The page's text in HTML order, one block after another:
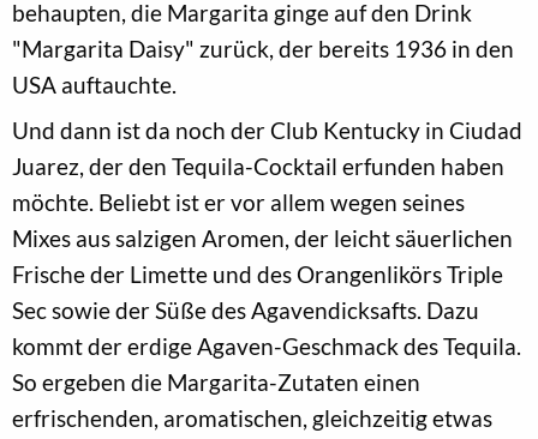
behaupten, die Margarita ginge auf den Drink
"Margarita Daisy" zurück, der bereits 1936 in den
USA auftauchte.
Und dann ist da noch der Club Kentucky in Ciudad
Juarez, der den Tequila-Cocktail erfunden haben
möchte. Beliebt ist er vor allem wegen seines
Mixes aus salzigen Aromen, der leicht säuerlichen
Frische der Limette und des Orangenlikörs Triple
Sec sowie der Süße des Agavendicksafts. Dazu
kommt der erdige Agaven-Geschmack des Tequila.
So ergeben die Margarita-Zutaten einen
erfrischenden, aromatischen, gleichzeitig etwas